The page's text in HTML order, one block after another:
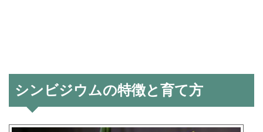
シンビジウムの特徴と育て方